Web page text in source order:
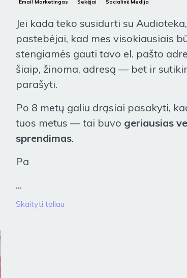
Email Marketingas Sekėjai Socialinė Medija
Jei kada teko susidurti su
pastebėjai, kad mes visokiausiais
stengiamės gauti tavo el. pašto
šiaip, žinoma, adresą — bet ir
parašyti.
Po 8 metų galiu drąsiai pasakyti,
tuos metus — tai buvo geriausias
sprendimas.
Pa
...
Skaityti toliau